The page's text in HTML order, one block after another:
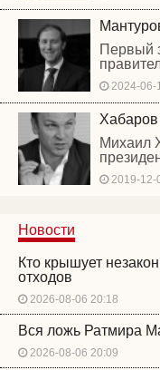
Первый
2024-06-
Михаил
2019-12-
Новости
Кто крышует
отходов
2026-08-06 20:18
Вся ложь Ратмира
2026-08-06 20:09